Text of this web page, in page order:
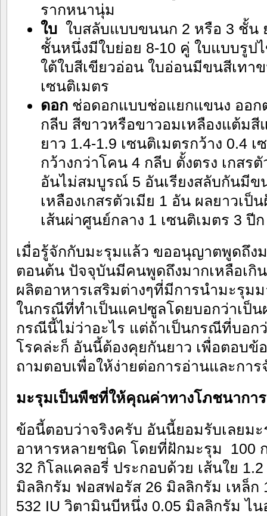
รากหนานุ่ม
ใบใบสลับแบบขนนก 2 หรือ 3 ชั้น
ชั้นหนึ่งมีใบย่อย 8-10 คู่ ใบแบบรูป
ใต้ใบสีเขียวอ่อน ใบอ่อนมีขนสีเทา
เซนติเมตร
ดอกช่อดอกแบบช่อแยกแขนง ออก
กลีบ สีขาวหรือขาวอมเหลืองแต้มสี
ยาว 1.4-1.9 เซนติเมตรกว้าง 0.4
กว้างกว่าโคน 4 กลีบ ตั้งตรง เกส
อันไม่สมบูรณ์ 5 อันเรียงสลับกันมีข
เหลืองเกสรตัวเมีย 1 อัน ผลยาวเ
เส้นผ่าศูนย์กลาง 1 เซนติเมตร 3 ปีก
เมื่อรู้จักกับมะรุมแล้ว ขออนุญาตพูดถึง
ตอนต้น ปัจจุบันมีคนพูดถึงมากเหลือเกิ
ผลิตอาหารเสริมต่างๆที่มีการนำมะรุม
ในกรณีที่ทำเป็นแคปซูลโดยบอกว่าเป็
กรณีนี้ไม่ว่าอะไร แต่ถ้าเป็นกรณีที่บอก
โรคล่ะก็ อันนี้ต้องคุยกันยาว เพื่อตอบ
ถามตอบเพื่อให้ง่ายต่อการอ่านและกา
มะรุมเป็นพืชที่ให้คุณค่าทางโภชนากา
ข้อนี้ตอบว่าจริงครับ อันนี้ยอมรับเลยม
อาหารหลายชนิด โดยที่ฝักมะรุม 100
32 กิโลแคลอรี่ ประกอบด้วย เส้นใย
มิลลิกรัม ฟอสฟอรัส 26 มิลลิกรัม เหล็ก
532 IU วิตามินบีหนึ่ง 0.05 มิลลิกรัม ไ